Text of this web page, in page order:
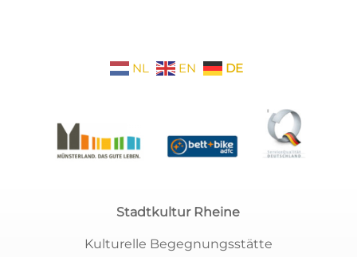
NL EN DE
Stadtkultur Rheine
Kulturelle Begegnungsstätte